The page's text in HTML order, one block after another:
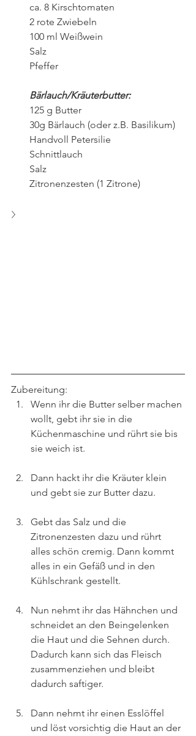
ca. 8 Kirschtomaten
2 rote Zwiebeln
100 ml Weißwein
Salz
Pfeffer
Bärlauch/Kräuterbutter:
125 g Butter
30g Bärlauch (oder z.B. Basilikum)
Handvoll Petersilie
Schnittlauch
Salz
Zitronenzesten (1 Zitrone)
Zubereitung:
Wenn ihr die Butter selber machen
wollt, gebt ihr sie in die
Küchenmaschine und rührt sie bis
sie weich ist.
Dann hackt ihr die Kräuter klein
und gebt sie zur Butter dazu.
Gebt das Salz und die
Zitronenzesten dazu und rührt
alles schön cremig. Dann kommt
alles in ein Gefäß und in den
Kühlschrank gestellt.
Nun nehmt ihr das Hähnchen und
schneidet an den Beingelenken
die Haut und die Sehnen durch.
Dadurch kann sich das Fleisch
zusammenziehen und bleibt
dadurch saftiger.
Dann nehmt ihr einen Esslöffel
und löst vorsichtig die Haut an der